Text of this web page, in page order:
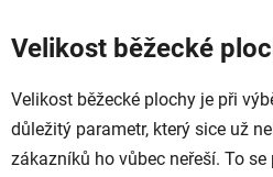
Velikost běžecké
Velikost běžecké plochy je při
důležitý parametr, který sice už
zákazníků ho vůbec neřeší. To